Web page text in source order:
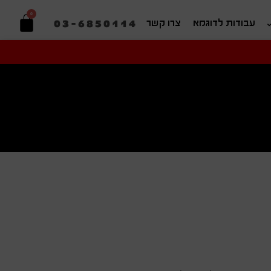
עבודות לדוגמא צרו קשר 03-6850114
0